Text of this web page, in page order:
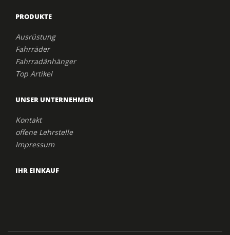
PRODUKTE
Ausrüstung
Fahrräder
Fahrradänhänger
Top Artikel
UNSER UNTERNEHMEN
Kontakt
offene Lehrstelle
Impressum
IHR EINKAUF